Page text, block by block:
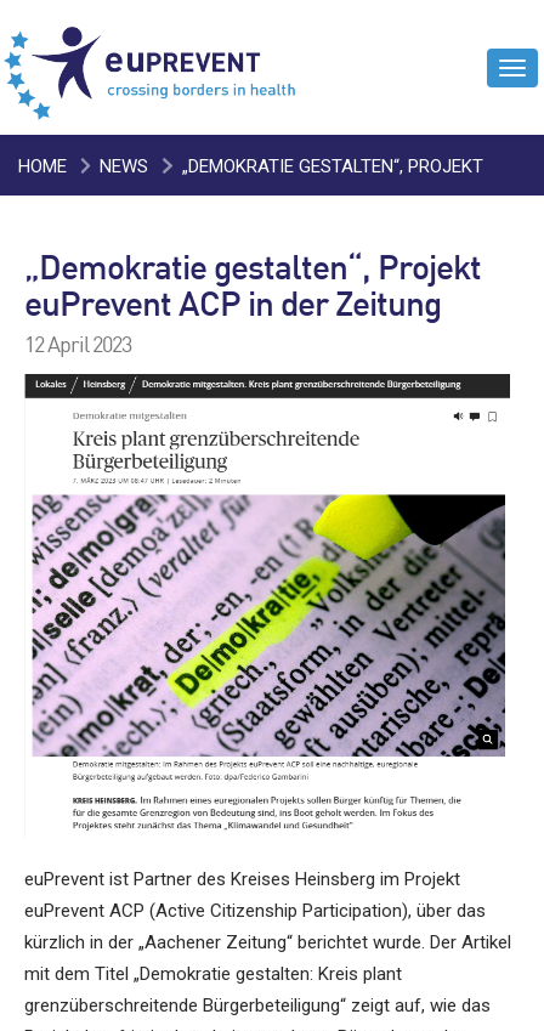
HOME NEWS „DEMOKRATIE GESTALTEN“, PROJEKT
„Demokratie gestalten“, Projekt
euPrevent ACP in der Zeitung
12 April 2023
euPrevent ist Partner des Kreises Heinsberg im Projekt
euPrevent ACP (Active Citizenship Participation), über das
kürzlich in der „Aachener Zeitung“ berichtet wurde. Der Artikel
mit dem Titel „Demokratie gestalten: Kreis plant
grenzüberschreitende Bürgerbeteiligung“ zeigt auf, wie das